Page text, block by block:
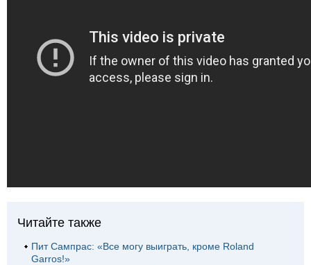
Читайте также
Пит Сампрас: «Все могу выиграть, кроме Roland
Garros!»